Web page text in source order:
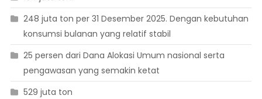
248 juta ton per 31 Desember 2025. Dengan kebutuhan
konsumsi bulanan yang relatif stabil
25 persen dari Dana Alokasi Umum nasional serta
pengawasan yang semakin ketat
529 juta ton